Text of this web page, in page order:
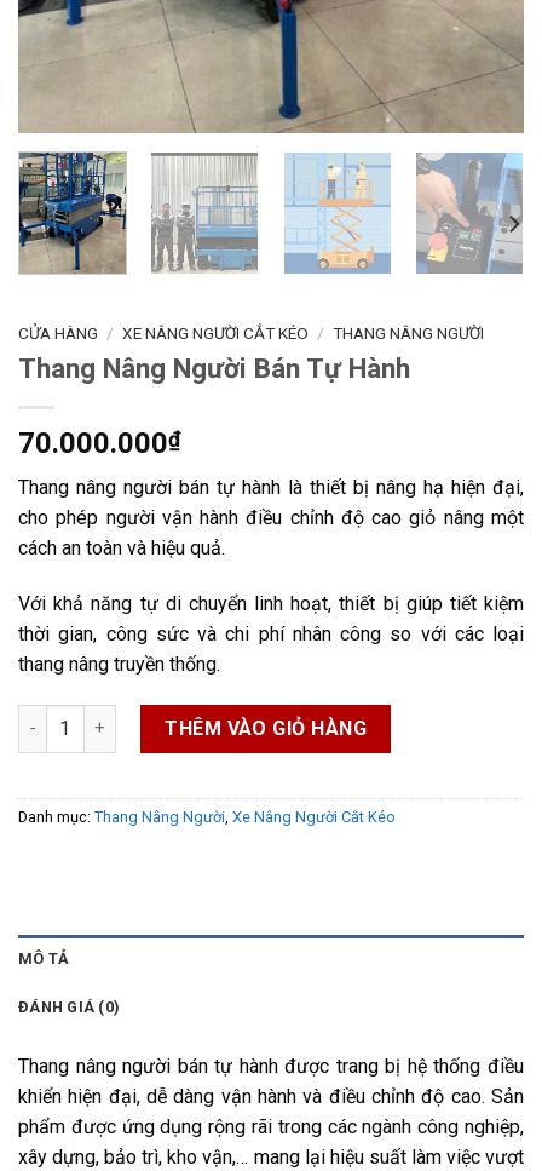
CỬA HÀNG / XE NÂNG NGƯỜI CẮT KÉO / THANG NÂNG NGƯỜI
Thang Nâng Người Bán Tự Hành
70.000.000₫
Thang nâng người bán tự hành là thiết bị nâng hạ hiện đại,
cho phép người vận hành điều chỉnh độ cao giỏ nâng một
cách an toàn và hiệu quả.
Với khả năng tự di chuyển linh hoạt, thiết bị giúp tiết kiệm
thời gian, công sức và chi phí nhân công so với các loại
thang nâng truyền thống.
Thang Nâng Người Bán Tự Hành số lượng
THÊM VÀO GIỎ HÀNG
Danh mục: Thang Nâng Người Xe Nâng Người Cắt Kéo
MÔ TẢ
ĐÁNH GIÁ (0)
Thang nâng người bán tự hành được trang bị hệ thống điều
khiển hiện đại, dễ dàng vận hành và điều chỉnh độ cao. Sản
phẩm được ứng dụng rộng rãi trong các ngành công nghiệp,
xây dựng, bảo trì, kho vận,… mang lại hiệu suất làm việc vượt